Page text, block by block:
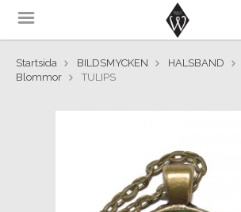
Startsida BILDSMYCKEN HALSBAND
Blommor
TULIPS